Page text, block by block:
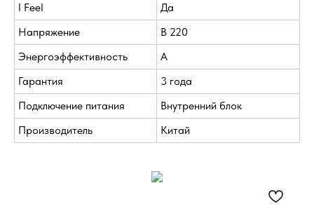
I Feel
Да
Напряжение
В 220
Энергоэффективность
A
Гарантия
3 года
Подключение питания
Внутренний блок
Производитель
Китай